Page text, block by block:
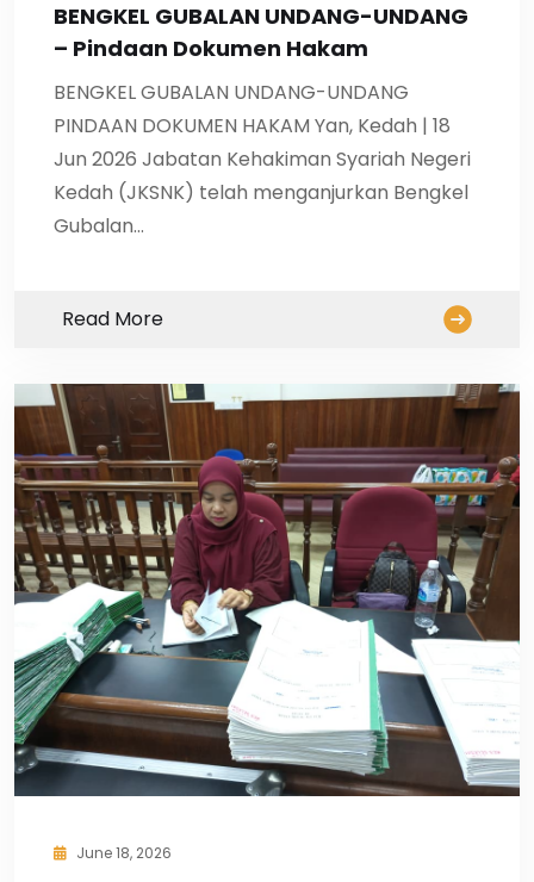
BENGKEL GUBALAN UNDANG-UNDANG
– Pindaan Dokumen Hakam
BENGKEL GUBALAN UNDANG-UNDANG
PINDAAN DOKUMEN HAKAM Yan, Kedah | 18
Jun 2026 Jabatan Kehakiman Syariah Negeri
Kedah (JKSNK) telah menganjurkan Bengkel
Gubalan…
Read More
June 18, 2026